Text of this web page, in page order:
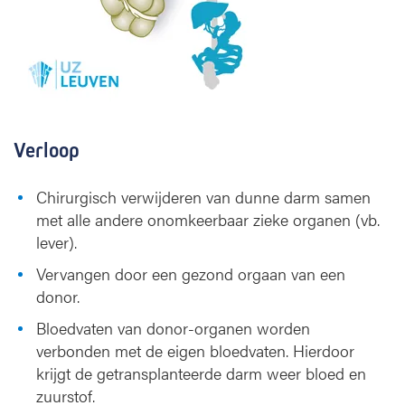
Verloop
Chirurgisch verwijderen van dunne darm samen
met alle andere onomkeerbaar zieke organen (vb.
lever).
Vervangen door een gezond orgaan van een
donor.
Bloedvaten van donor-organen worden
verbonden met de eigen bloedvaten. Hierdoor
krijgt de getransplanteerde darm weer bloed en
zuurstof.